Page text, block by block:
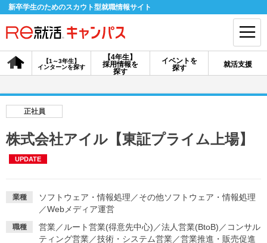
新卒学生のためのスカウト型就職情報サイト
【4年生】
採用情報を
探す
【1～3年生】
インターンを探す
イベントを
探す
就活支援
会員登録 ログイン
正社員
株式会社アイル【東証プライム上場】
UPDATE
業種 ソフトウェア・情報処理 ／その他ソフトウェア・情報処理
／Webメディア運営
職種 営業／ ルート営業(得意先中心) ／法人営業(BtoB) ／ コンサル
ティング営業／技術・システム営業／営業推進・販売促進